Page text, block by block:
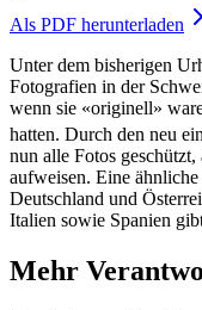
Als PDF herunterladen
Unter dem bisherigen
Fotografien in der
wenn sie «originell»
hatten. Durch den neu
nun alle Fotos
aufweisen. Eine
Deutschland und
Italien sowie Spanien
Mehr